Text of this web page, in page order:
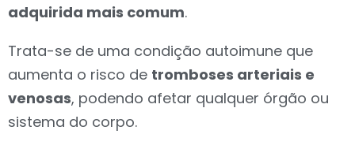
adquirida mais comum.
Trata-se de uma condição autoimune que
aumenta o risco de tromboses arteriais e
venosas, podendo afetar qualquer órgão ou
sistema do corpo.